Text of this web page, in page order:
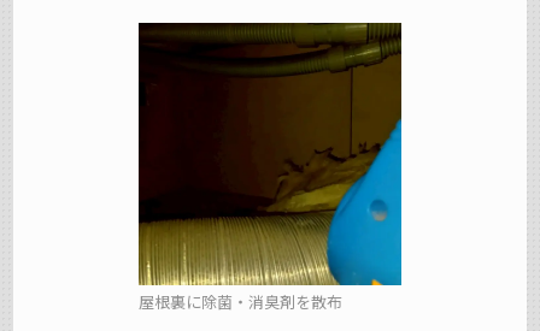
屋根裏に除菌・消臭剤を散布